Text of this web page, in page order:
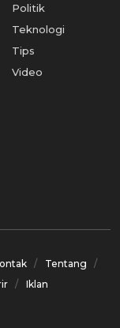
Politik
Teknologi
Tips
Video
Tentang
Iklan